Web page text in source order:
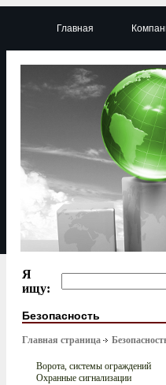
Главная
Я
ищу:
Безопасность
Главная страница
Ворота, системы ограждений
Охранные сигнализации